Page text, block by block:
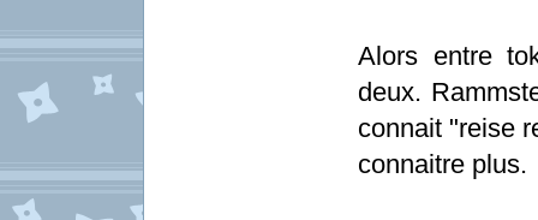
Alors entre
deux.
connait "reise
connaitre plus.